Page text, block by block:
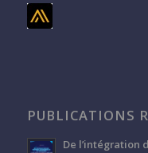
PUBLICATIONS
De l’intégration